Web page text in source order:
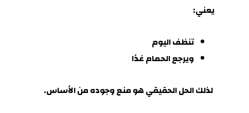
يعني:
تنظف اليوم
ويرجع الحمام غدًا
لذلك الحل الحقيقي هو منع وجوده من الأساس.